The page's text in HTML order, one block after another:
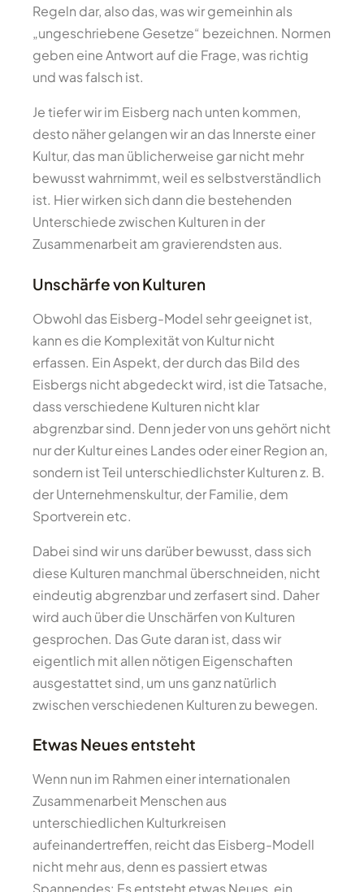
Regeln dar, also das, was wir gemeinhin als
„ungeschriebene Gesetze“ bezeichnen. Normen
geben eine Antwort auf die Frage, was richtig
und was falsch ist.
Je tiefer wir im Eisberg nach unten kommen,
desto näher gelangen wir an das Innerste einer
Kultur, das man üblicherweise gar nicht mehr
bewusst wahrnimmt, weil es selbstverständlich
ist. Hier wirken sich dann die bestehenden
Unterschiede zwischen Kulturen in der
Zusammenarbeit am gravierendsten aus.
Unschärfe von Kulturen
Obwohl das Eisberg-Model sehr geeignet ist,
kann es die Komplexität von Kultur nicht
erfassen. Ein Aspekt, der durch das Bild des
Eisbergs nicht abgedeckt wird, ist die Tatsache,
dass verschiedene Kulturen nicht klar
abgrenzbar sind. Denn jeder von uns gehört nicht
nur der Kultur eines Landes oder einer Region an,
sondern ist Teil unterschiedlichster Kulturen z. B.
der Unternehmenskultur, der Familie, dem
Sportverein etc.
Dabei sind wir uns darüber bewusst, dass sich
diese Kulturen manchmal überschneiden, nicht
eindeutig abgrenzbar und zerfasert sind. Daher
wird auch über die Unschärfen von Kulturen
gesprochen. Das Gute daran ist, dass wir
eigentlich mit allen nötigen Eigenschaften
ausgestattet sind, um uns ganz natürlich
zwischen verschiedenen Kulturen zu bewegen.
Etwas Neues entsteht
Wenn nun im Rahmen einer internationalen
Zusammenarbeit Menschen aus
unterschiedlichen Kulturkreisen
aufeinandertreffen, reicht das Eisberg-Modell
nicht mehr aus, denn es passiert etwas